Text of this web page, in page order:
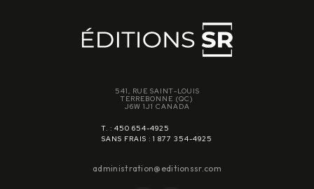
541, RUE SAINT-LOUIS
TERREBONNE (QC)
J6W 1J1 CANADA
T. : 450 654-4925
SANS FRAIS : 1 877 354-4925
administration@editionssr.com